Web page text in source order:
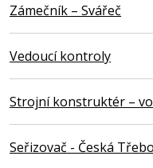
Zámečník – Svářeč
Vedoucí kontroly
Strojní konstruktér –
Seřizovač - Česká